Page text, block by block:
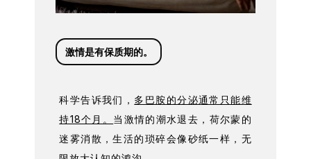
激情是有保质期的。
科学告诉我们， 多巴胺的分泌通常只能维
持18个月。 当激情的潮水退去，荷尔蒙的
迷雾消散，生活的琐碎会像砂纸一样，无